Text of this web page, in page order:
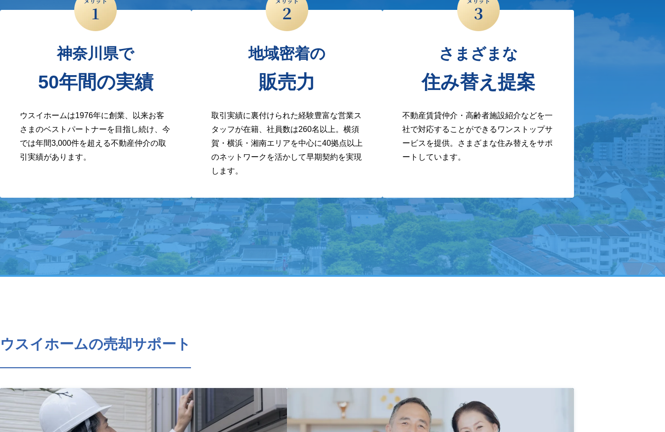
神奈川県で
50年間の実績
ウスイホームは1976年に創業、以来お客
さまのベストパートナーを目指し続け、今
では年間3,000件を超える不動産仲介の取
引実績があります。
地域密着の
販売力
取引実績に裏付けられた経験豊富な営業ス
タッフが在籍、社員数は260名以上。横須
賀・横浜・湘南エリアを中心に40拠点以上
のネットワークを活かして早期契約を実現
します。
さまざまな
住み替え提案
不動産賃貸仲介・高齢者施設紹介などを一
社で対応することができるワンストップサ
ービスを提供。さまざまな住み替えをサポ
ートしています。
ウスイホームの売却サポート